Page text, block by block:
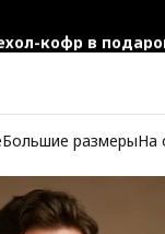
при заказе
Большие размерыНа